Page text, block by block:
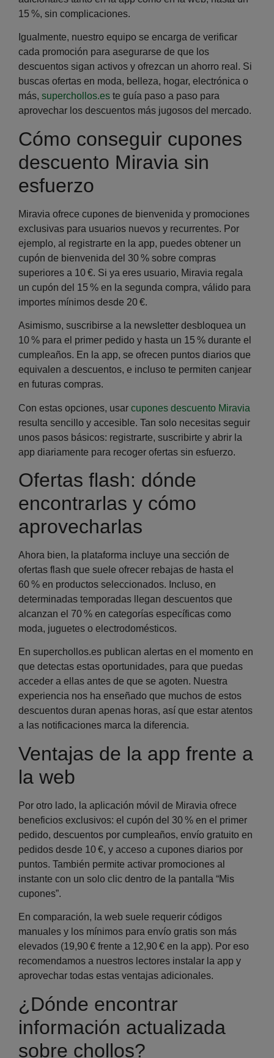
15 %, sin complicaciones.
Igualmente, nuestro equipo se encarga de verificar
cada promoción para asegurarse de que los
descuentos sigan activos y ofrezcan un ahorro real. Si
buscas ofertas en moda, belleza, hogar, electrónica o
más, superchollos.es te guía paso a paso para
aprovechar los descuentos más jugosos del mercado.
Cómo conseguir cupones
descuento Miravia sin
esfuerzo
Miravia ofrece cupones de bienvenida y promociones
exclusivas para usuarios nuevos y recurrentes. Por
ejemplo, al registrarte en la app, puedes obtener un
cupón de bienvenida del 30 % sobre compras
superiores a 10 €. Si ya eres usuario, Miravia regala
un cupón del 15 % en la segunda compra, válido para
importes mínimos desde 20 €.
Asimismo, suscribirse a la newsletter desbloquea un
10 % para el primer pedido y hasta un 15 % durante el
cumpleaños. En la app, se ofrecen puntos diarios que
equivalen a descuentos, e incluso te permiten canjear
en futuras compras.
Con estas opciones, usar cupones descuento Miravia
resulta sencillo y accesible. Tan solo necesitas seguir
unos pasos básicos: registrarte, suscribirte y abrir la
app diariamente para recoger ofertas sin esfuerzo.
Ofertas flash: dónde
encontrarlas y cómo
aprovecharlas
Ahora bien, la plataforma incluye una sección de
ofertas flash que suele ofrecer rebajas de hasta el
60 % en productos seleccionados. Incluso, en
determinadas temporadas
llegan descuentos que
alcanzan el 70 % en categorías específicas como
moda, juguetes o electrodomésticos.
En superchollos.es publican alertas en el momento en
que detectas estas oportunidades, para que puedas
acceder a ellas antes de que se agoten. Nuestra
experiencia nos ha enseñado que muchos de estos
descuentos duran apenas horas, así que estar atentos
a las notificaciones marca la diferencia.
Ventajas de la app frente a
la web
Por otro lado, la aplicación móvil de Miravia ofrece
beneficios exclusivos: el cupón del 30 % en el primer
pedido, descuentos por cumpleaños, envío gratuito en
pedidos desde 10 €, y acceso a cupones diarios por
puntos. También permite activar promociones al
instante con un solo clic dentro de la pantalla “Mis
cupones”.
En comparación, la web suele requerir códigos
manuales y los mínimos para envío gratis son más
elevados (19,90 € frente a 12,90 € en la app). Por eso
recomendamos a nuestros lectores instalar la app y
aprovechar todas estas ventajas adicionales.
¿Dónde encontrar
información actualizada
sobre chollos?